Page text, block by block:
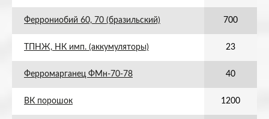
Феррониобий 60, 70 (бразильский) 700
ТПНЖ, НК имп. (аккумуляторы) 23
Ферромарганец ФМн-70-78 40
ВК порошок 1200